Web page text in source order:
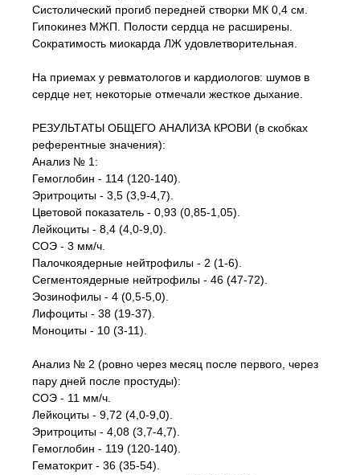
Систолический прогиб передней створки МК 0,4 см.
Гипокинез МЖП. Полости сердца не расширены.
Сократимость миокарда ЛЖ удовлетворительная.
На приемах у ревматологов и кардиологов: шумов в
сердце нет, некоторые отмечали жесткое дыхание.
РЕЗУЛЬТАТЫ ОБЩЕГО АНАЛИЗА КРОВИ (в скобках
референтные значения):
Анализ № 1:
Гемоглобин - 114 (120-140).
Эритроциты - 3,5 (3,9-4,7).
Цветовой показатель - 0,93 (0,85-1,05).
Лейкоциты - 8,4 (4,0-9,0).
СОЭ - 3 мм/ч.
Палочкоядерные нейтрофилы - 2 (1-6).
Сегментоядерные нейтрофилы - 46 (47-72).
Эозинофилы - 4 (0,5-5,0).
Лифоциты - 38 (19-37).
Моноциты - 10 (3-11).
Анализ № 2 (ровно через месяц после первого, через
пару дней после простуды):
СОЭ - 11 мм/ч.
Лейкоциты - 9,72 (4,0-9,0).
Эритроциты - 4,08 (3,7-4,7).
Гемоглобин - 119 (120-140).
Гематокрит - 36 (35-54).